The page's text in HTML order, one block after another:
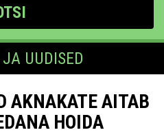
UUDISED
AKNAKATE AITAB
HOIDA